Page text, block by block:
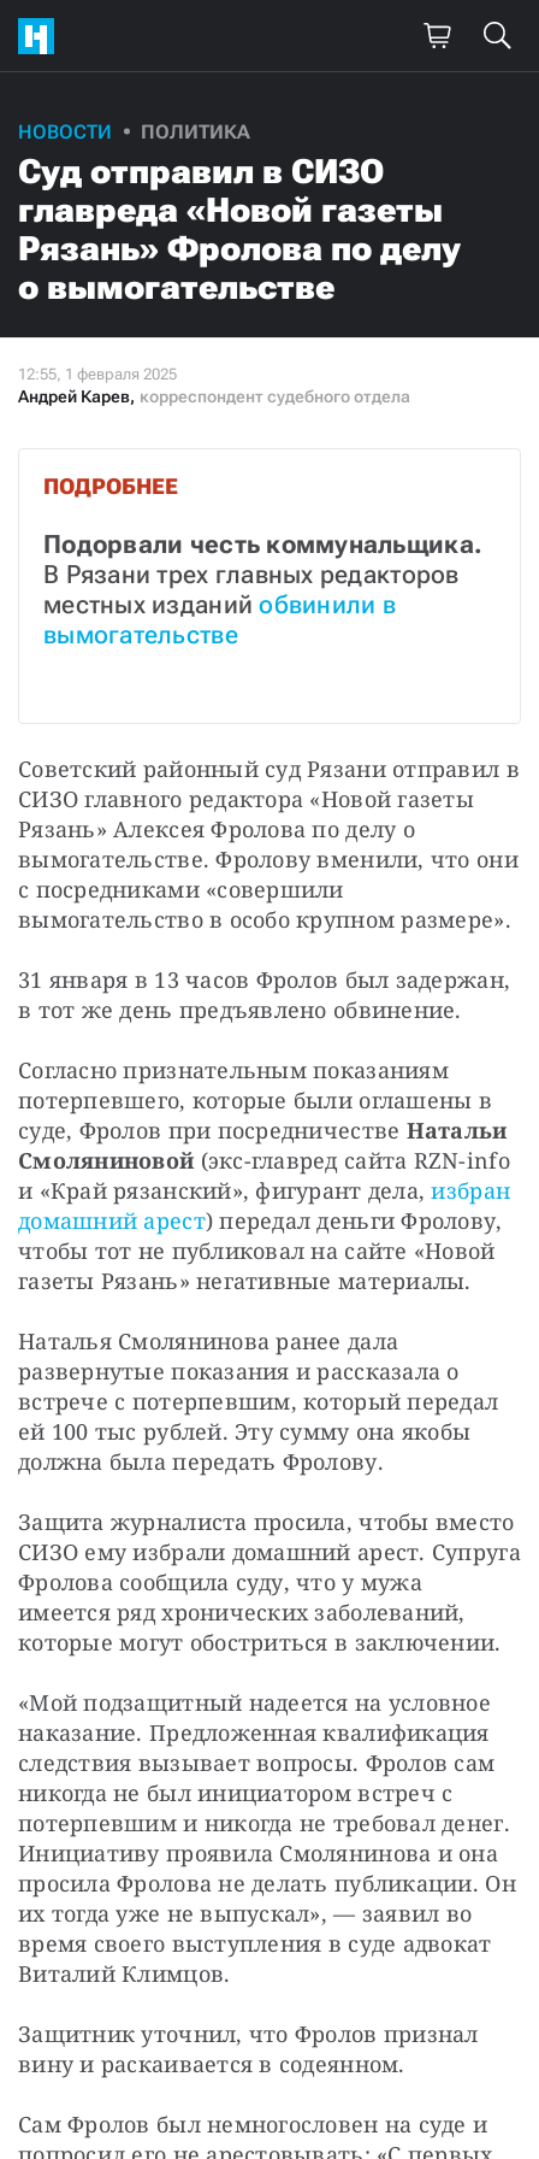
НОВОСТИ ПОЛИТИКА
Суд отправил в СИЗО
главреда «Новой газеты
Рязань» Фролова по делу
о вымогательстве
Андрей Карев, корреспондент судебного отдела
ПОДРОБНЕЕ
Подорвали честь коммунальщика.
В Рязани трех главных редакторов
местных изданий обвинили в
вымогательстве
Советский районный суд Рязани отправил в
СИЗО главного редактора «Новой газеты
Рязань» Алексея Фролова по делу о
вымогательстве. Фролову вменили, что они
с посредниками «совершили
вымогательство в особо крупном размере».
31 января в 13 часов Фролов был задержан,
в тот же день предъявлено обвинение.
Согласно признательным показаниям
потерпевшего, которые были оглашены в
суде, Фролов при посредничестве Натальи
Смоляниновой (экс-главред сайта RZN-info
и «Край рязанский», фигурант дела, избран
домашний арест) передал деньги Фролову,
чтобы тот не публиковал на сайте «Новой
газеты Рязань» негативные материалы.
Наталья Смолянинова ранее дала
развернутые показания и рассказала о
встрече с потерпевшим, который передал
ей 100 тыс рублей. Эту сумму она якобы
должна была передать Фролову.
Защита журналиста просила, чтобы вместо
СИЗО ему избрали домашний арест. Супруга
Фролова сообщила суду, что у мужа
имеется ряд хронических заболеваний,
которые могут обостриться в заключении.
«Мой подзащитный надеется на условное
наказание. Предложенная квалификация
следствия вызывает вопросы. Фролов сам
никогда не был инициатором встреч с
потерпевшим и никогда не требовал денег.
Инициативу проявила Смолянинова и она
просила Фролова не делать публикации. Он
их тогда уже не выпускал», — заявил во
время своего выступления в суде адвокат
Виталий Климцов.
Защитник уточнил, что Фролов признал
вину и раскаивается в содеянном.
Сам Фролов был немногословен на суде и